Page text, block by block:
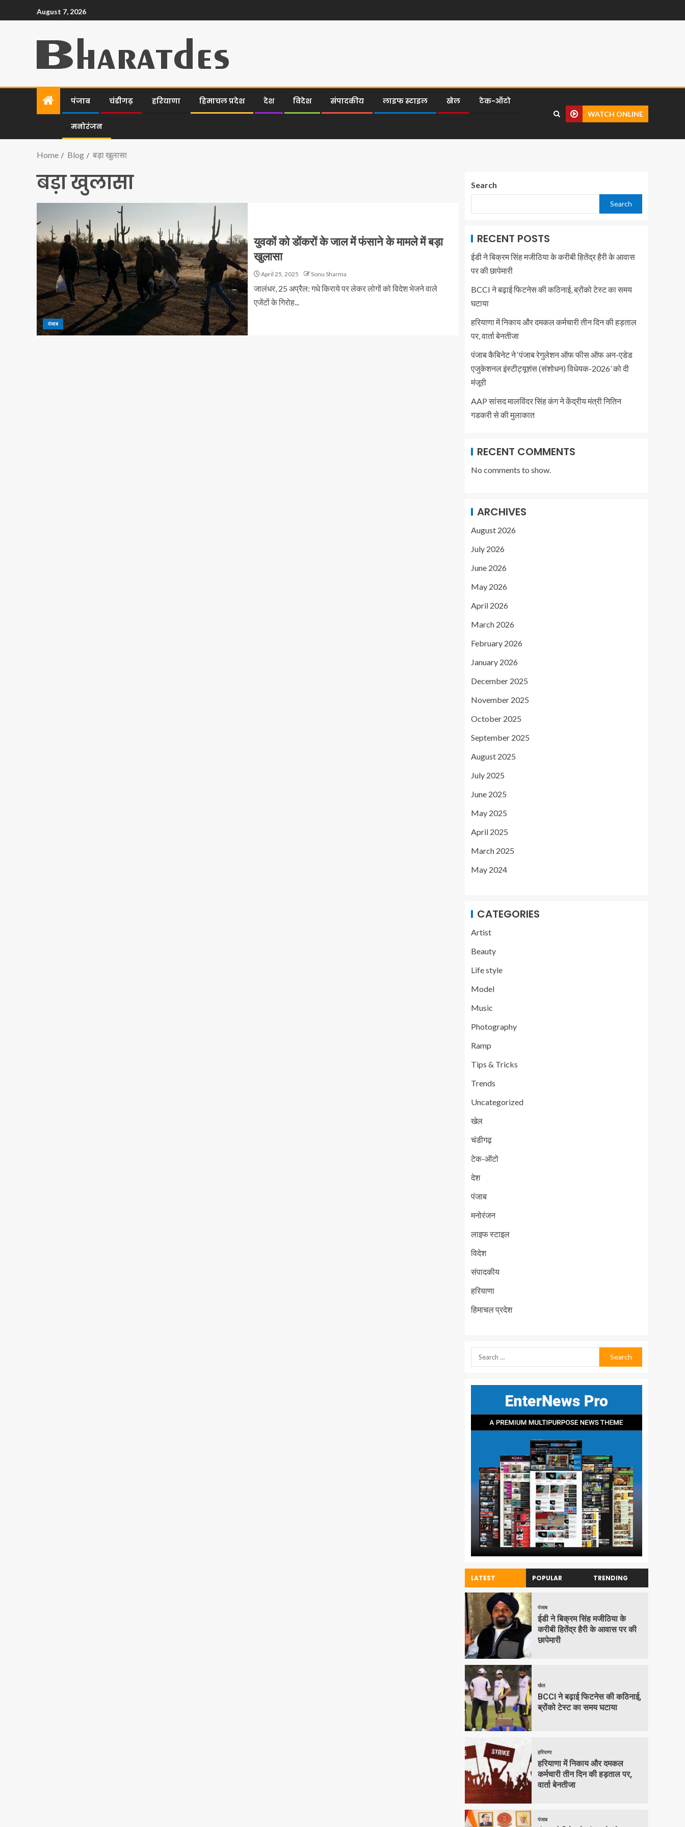
August 7, 2026
पंजाब चंडीगढ़ हरियाणा हिमाचल प्रदेश देश विदेश संपादकीय लाइफ स्टाइल खेल टेक-ऑटो
मनोरंजन
WATCH ONLINE
Home Blog बड़ा खुलासा
बड़ा खुलासा
पंजाब
युवकों को डोंकरों के जाल में फंसाने के मामले में बड़ा
खुलासा
April 25, 2025 Sonu Sharma
जालंधर, 25 अप्रैल: गधे किराये पर लेकर लोगों को विदेश भेजने वाले
एजेंटों के गिरोह...
Search
Search
RECENT POSTS
ईडी ने बिक्रम सिंह मजीठिया के करीबी हितेंद्र हैरी के आवास
पर की छापेमारी
BCCI ने बढ़ाई फिटनेस की कठिनाई, ब्रोंको टेस्ट का समय
घटाया
हरियाणा में निकाय और दमकल कर्मचारी तीन दिन की हड़ताल
पर, वार्ता बेनतीजा
पंजाब कैबिनेट ने ‘पंजाब रेगुलेशन ऑफ फीस ऑफ अन-एडेड
एजुकेशनल इंस्टीट्यूशंस (संशोधन) विधेयक-2026’ को दी
मंजूरी
AAP सांसद मालविंदर सिंह कंग ने केंद्रीय मंत्री नितिन
गडकरी से की मुलाकात
RECENT COMMENTS
No comments to show.
ARCHIVES
August 2026
July 2026
June 2026
May 2026
April 2026
March 2026
February 2026
January 2026
December 2025
November 2025
October 2025
September 2025
August 2025
July 2025
June 2025
May 2025
April 2025
March 2025
May 2024
CATEGORIES
Artist
Beauty
Life style
Model
Music
Photography
Ramp
Tips & Tricks
Trends
Uncategorized
खेल
चंडीगढ़
टेक-ऑटो
देश
पंजाब
मनोरंजन
लाइफ स्टाइल
विदेश
संपादकीय
हरियाणा
हिमाचल प्रदेश
LATEST POPULAR TRENDING
पंजाब
ईडी ने बिक्रम सिंह मजीठिया के
करीबी हितेंद्र हैरी के आवास पर की
छापेमारी
खेल
BCCI ने बढ़ाई फिटनेस की कठिनाई,
ब्रोंको टेस्ट का समय घटाया
हरियाणा
हरियाणा में निकाय और दमकल
कर्मचारी तीन दिन की हड़ताल पर,
वार्ता बेनतीजा
पंजाब